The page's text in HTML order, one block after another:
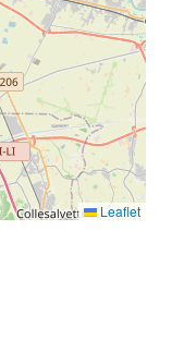
Leaflet